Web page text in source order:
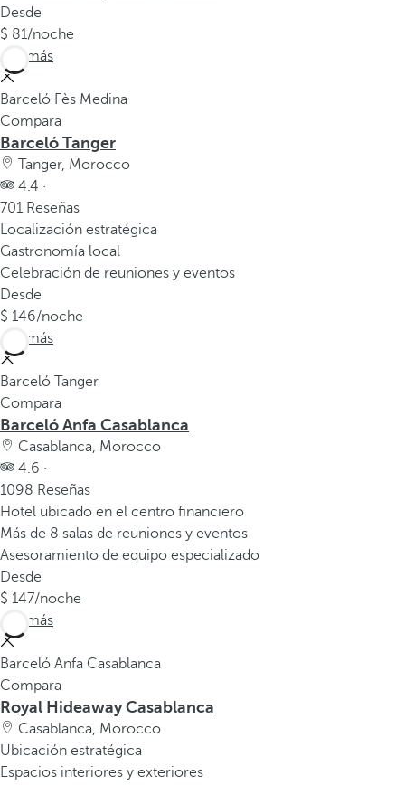
Desde
81/noche
Ver más
Barceló Fès Medina
Compara
Barceló Tanger
Tanger, Morocco
4.4 ·
701 Reseñas
Localización estratégica
Gastronomía local
Celebración de reuniones y eventos
Desde
146/noche
Ver más
Barceló Tanger
Compara
Barceló Anfa Casablanca
Casablanca, Morocco
4.6 ·
1098 Reseñas
Hotel ubicado en el centro financiero
Más de 8 salas de reuniones y eventos
Asesoramiento de equipo especializado
Desde
147/noche
Ver más
Barceló Anfa Casablanca
Compara
Royal Hideaway Casablanca
Casablanca, Morocco
Ubicación estratégica
Espacios interiores y exteriores